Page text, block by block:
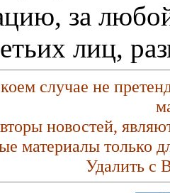
за любой
лиц,
случае не
новостей,
материалы только
Удалить с